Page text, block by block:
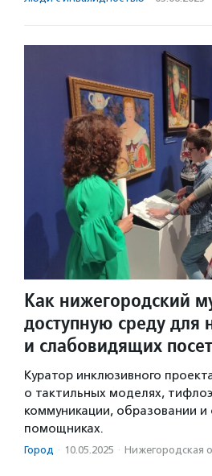
Как нижегородский
доступную среду для
и слабовидящих
Куратор инклюзивного
о тактильных моделях,
коммуникации, образовании и
помощниках.
Город · 10.05.2025 · Нижегородская